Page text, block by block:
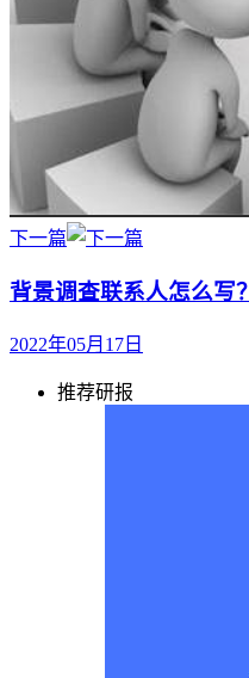
下一篇
背景调查联系人怎么写？
2022年05月17日
推荐研报